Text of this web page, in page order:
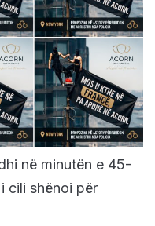
në minutën e 45-
cili shënoi për